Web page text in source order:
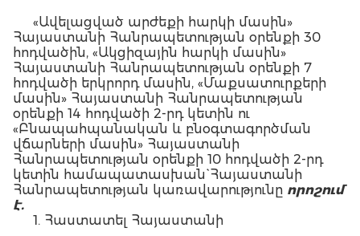
«Ավելացված արժեքի հարկի մասին»
Հայաստանի Հանրապետության օրենքի 30
հոդվածին, «Ակցիզային հարկի մասին»
Հայաստանի Հանրապետության օրենքի 7
հոդվածի երկրորդ մասին, «Մաքսատուրքերի
մասին» Հայաստանի Հանրապետության
օրենքի 14 հոդվածի 2-րդ կետին ու
«Բնապահպանական և բնօգտագործման
վճարների մասին» Հայաստանի
Հանրապետության օրենքի 10 հոդվածի 2-րդ
կետին համապատասխան` Հայաստանի
Հանրապետության կառավարությունը որոշում
է.
1. Հաստատել Հայաստանի